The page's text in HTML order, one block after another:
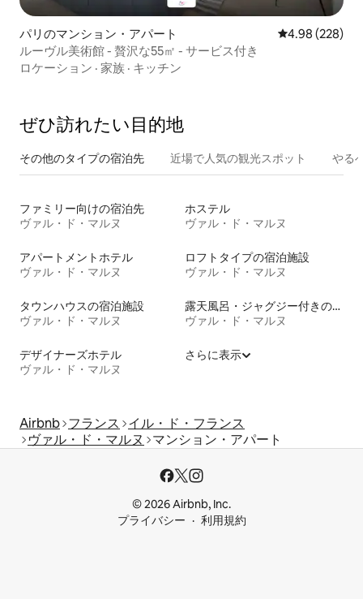
パリのマンション・アパート レビュー228
4.98 (228)
ルーヴル美術館 - 贅沢な55㎡ - サービス付き
ロケーション · 家族 · キッチン
ぜひ訪⁠れ⁠た⁠い目⁠的⁠地
その他のタ⁠イ⁠プ⁠の宿⁠泊⁠先 近場で人気の観光スポット やる
ファミリー向けの宿泊先
ヴァル・ド・マルヌ
ホステル
ヴァル・ド・マルヌ
アパートメントホテル
ヴァル・ド・マルヌ
ロフトタイプの宿泊施設
ヴァル・ド・マルヌ
タウンハウスの宿泊施設
ヴァル・ド・マルヌ
露天風呂・ジャグジー付きの宿泊施設
ヴァル・ド・マルヌ
デザイナーズホテル
ヴァル・ド・マルヌ
さらに表示
Airbnb フランス
イル・ド・フランス
ヴァル・ド・マルヌ
マンション・アパート
© 2026 Airbnb, Inc.
プライバシー
利用規約